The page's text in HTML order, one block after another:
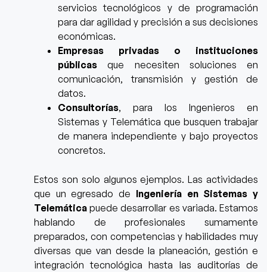
servicios tecnológicos y de programación
para dar agilidad y precisión a sus decisiones
económicas.
Empresas privadas o instituciones
públicas que necesiten soluciones en
comunicación, transmisión y gestión de
datos.
Consultorías, para los Ingenieros en
Sistemas y Telemática que busquen trabajar
de manera independiente y bajo proyectos
concretos.
Estos son solo algunos ejemplos. Las actividades
que un egresado de Ingeniería en Sistemas y
Telemática puede desarrollar es variada. Estamos
hablando de profesionales sumamente
preparados, con competencias y habilidades muy
diversas que van desde la planeación, gestión e
integración tecnológica hasta las auditorías de